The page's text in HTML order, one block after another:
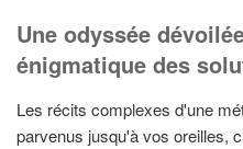
Une odyssée
énigmatique des
Les récits complexes d'une
parvenus jusqu'à vos oreilles,